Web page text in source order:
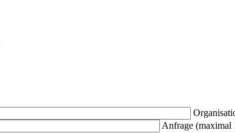
Anfrage (maximal